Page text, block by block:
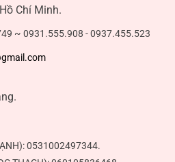
Chí Minh.
~ 0931.555.908 - 0937.455.523
0531002497344.